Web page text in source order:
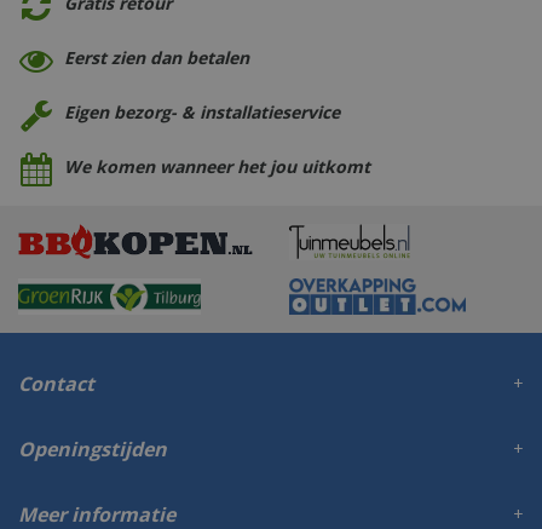
Eerst zien dan betalen
Eigen bezorg- & installatieservice
We komen wanneer het jou uitkomt
Contact
Openingstijden
Meer informatie